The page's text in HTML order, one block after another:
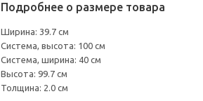
Подробнее о размере товара
Ширина: 39.7 см
Система, высота: 100 см
Система, ширина: 40 см
Высота: 99.7 см
Толщина: 2.0 см